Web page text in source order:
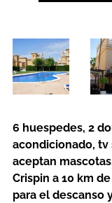
6 huespedes, 2
acondicionado, tv
aceptan
Crispin a 10 km
para el descanso